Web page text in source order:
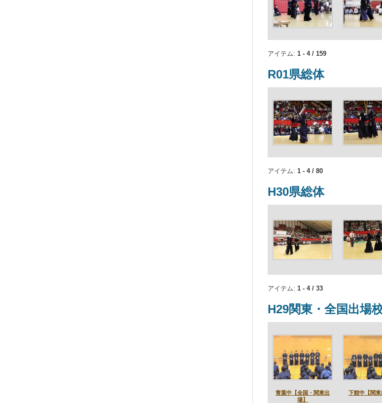
アイテム: 1 - 4 / 159
R01県総体
アイテム: 1 - 4 / 80
H30県総体
アイテム: 1 - 4 / 33
H29関東・全国出場
青葉中【全国・関東出
場】
下館中【関東